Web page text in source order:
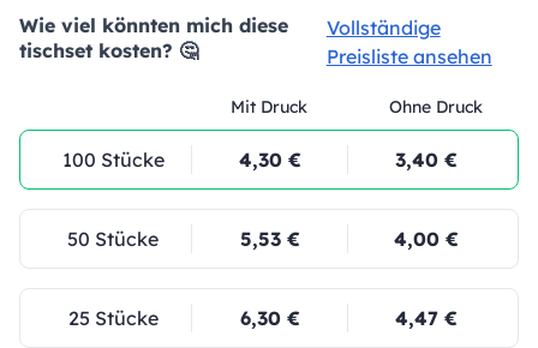
Wie viel könnten mich diese
tischset kosten? 🤔
Vollständige
Preisliste ansehen
Mit Druck Ohne Druck
100 Stücke 4,30 € 3,40 €
50 Stücke 5,53 € 4,00 €
25 Stücke 6,30 € 4,47 €